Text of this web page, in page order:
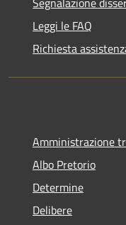
Leggi le FAQ
Richiesta
Amministrazione
Albo Pretorio
Determine
Delibere